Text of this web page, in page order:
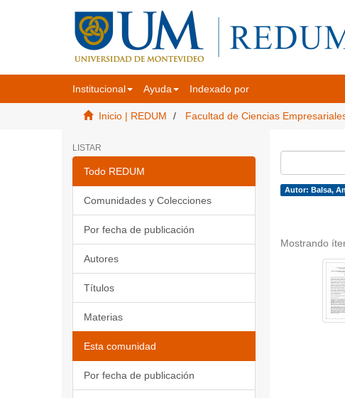
Institucional Ayuda Indexado por
Inicio | REDUM Facultad de Ciencias
LISTAR
Todo REDUM
Comunidades y Colecciones
Por fecha de publicación
Autores
Títulos
Materias
Esta comunidad
Por fecha de publicación
Autor: Balsa,
Mostrando